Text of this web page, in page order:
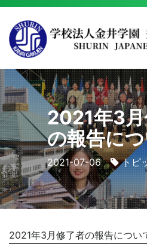
2021年3
の報告に
2021-07-06 トピ
2021年3月修了者の報告につい